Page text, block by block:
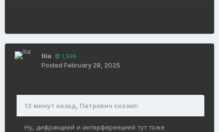
Ilia 1,559
Posted February 28, 2025
12 минут назад, Петрович сказал:
Ну, дифракцией и интерференцией тут тоже